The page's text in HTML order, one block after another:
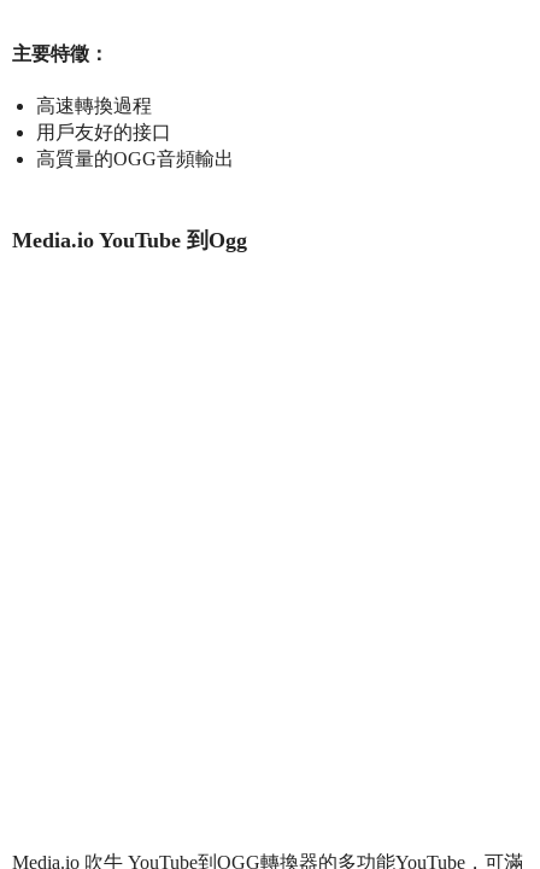
主要特徵：
高速轉換過程
用戶友好的接口
高質量的OGG音頻輸出
Media.io YouTube 到Ogg
Media.io 吹牛 YouTube到OGG轉換器的多功能YouTube，可滿